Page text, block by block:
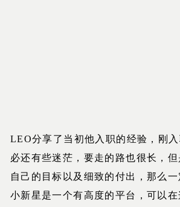
LEO分享了当初他入职的经验，刚
必还有些迷茫，要走的路也很长，
自己的目标以及细致的付出，那么
小新星是一个有高度的平台，可以